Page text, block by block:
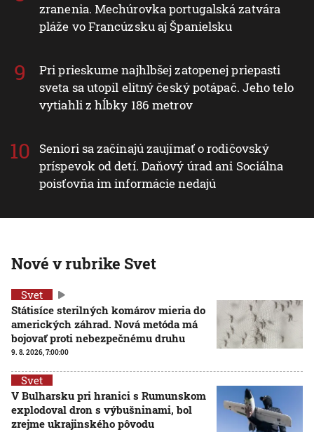
zranenia. Mechúrovka portugalská zatvára
pláže vo Francúzsku aj Španielsku
Pri prieskume najhlbšej zatopenej priepasti
sveta sa utopil elitný český potápač. Jeho telo
vytiahli z hĺbky 186 metrov
Seniori sa začínajú zaujímať o rodičovský
príspevok od detí. Daňový úrad ani Sociálna
poisťovňa im informácie nedajú
Nové v rubrike Svet
Svet
Státisíce sterilných komárov mieria do
amerických záhrad. Nová metóda má
bojovať proti nebezpečnému druhu
9. 8. 2026, 7:00:00
Svet
V Bulharsku pri hranici s Rumunskom
explodoval dron s výbušninami, bol
zrejme ukrajinského pôvodu